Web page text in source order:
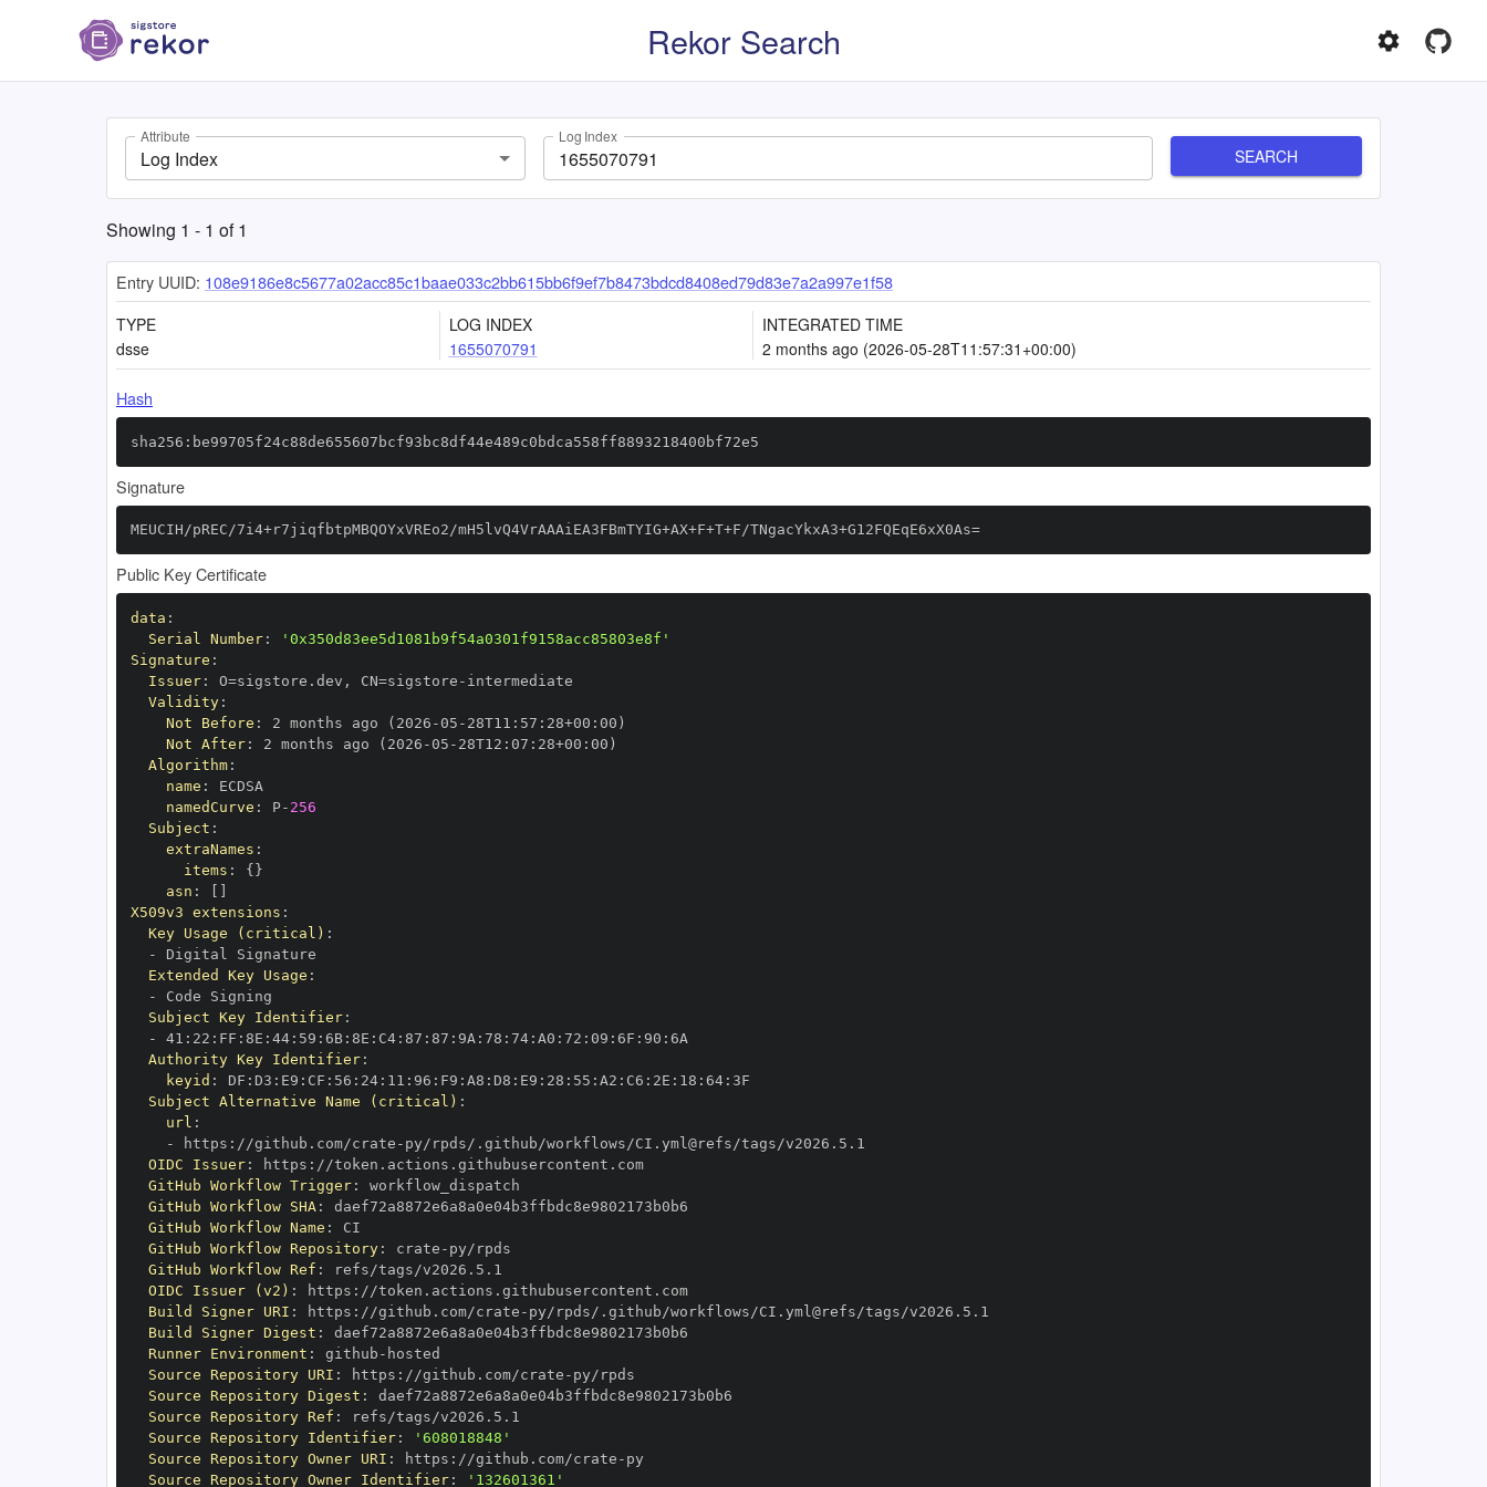
Rekor Search
Attribute
Log Index
Log Index
SEARCH
Showing 1 - 1 of1
Entry UUID: 108e9186e8c5677a02acc85c1baae033c2bb615bb6f9ef7b8473bdcd8408ed79d83e7a2a997e1f58
TYPE
dsse
LOG INDEX
1655070791
INTEGRATED TIME
2 months ago (2026-05-28T11:57:31+00:00)
Hash
sha256:be99705f24c88de655607bcf93bc8df44e489c0bdca558ff8893218400bf72e5
Signature
MEUCIH/pREC/7i4+r7jiqfbtpMBQOYxVREo2/mH5lvQ4VrAAAiEA3FBmTYIG+AX+F+T+F/TNgacYkxA3+G12FQEqE6xX0As=
Public Key Certificate
data :
Serial Number:
'0x350d83ee5d1081b9f54a0301f9158acc85803e8f'
Signature :
Issuer: O=sigstore.dev , CN=sigstore -
Validity:
Not Before : 2 months ago (2026 -05 - 28T11 : 57 : 28+00 :
Not After: 2 months ago (2026 -05 - 28T12 : 07 : 28+00 :
Algorithm:
name :
namedCurve : P- 256
Subject :
extraNames :
items : { }
asn :
X509v3 extensions :
Key Usage (critical) :
-
Extended Key Usage :
-
Subject Key Identifier:
-
41 : 22 : FF : 8E : 44: 59 : 6B: 8E : C4: 87 : 87 : 9A : 78 : 74: A0 : 72 : 09 : 6F : 90 :
Authority Key Identifier:
keyid : DF : D3 : E9 : CF : 56 : 24: 11 : 96 : F9 : A8 : D8 : E9 : 28 : 55 : A2 : C6 : 2E : 18 : 64:
Subject Alternative Name (critical) :
url :
-
https : //github.com/crate -
OIDC Issuer: https :
//token.actions.githubusercontent.com
GitHub Workflow Trigger:
GitHub Workflow SHA:
GitHub Workflow Name :
GitHub Workflow Repository: crate -
GitHub Workflow Ref :
OIDC Issuer (v2) : https :
//token.actions.githubusercontent.com
Build Signer URI : https : //github.com/crate -
Build Signer Digest :
Runner Environment : github -
Source Repository URI : https : //github.com/crate -
Source Repository Digest :
Source Repository Ref :
Source Repository Identifier:
'608018848'
Source Repository Owner URI : https : //github.com/crate -
Source Repository Owner Identifier: '132601361'